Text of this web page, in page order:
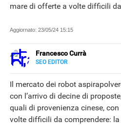
mare di offerte a volte difficili
Aggiornato: 23/05/24 15:15
Francesco Currà
SEO EDITOR
ingegneria informatica, si è
Marketing. Da oltre 10 anni
di affiliazione.
Tecnologia scrive guide
prodotti tech del momento.
Il mercato dei robot
con l’arrivo di decine di
quali di provenienza cinese,
volte difficili da comprendere: la